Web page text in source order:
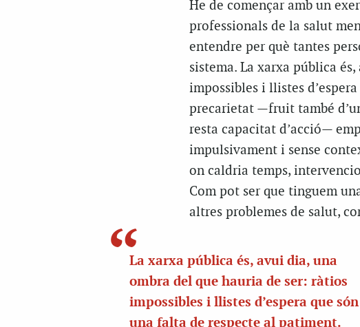
He de començar amb un
professionals de la salut
entendre per què tantes
sistema. La xarxa pública
impossibles i llistes
precarietat —fruit també
resta capacitat d’acció—
impulsivament i sense
on caldria temps,
Com pot ser que tinguem
altres problemes de salut,
La xarxa pública és, avui dia, una
ombra del que hauria de ser: ràtios
impossibles i llistes d’espera que són
una falta de respecte al patiment.